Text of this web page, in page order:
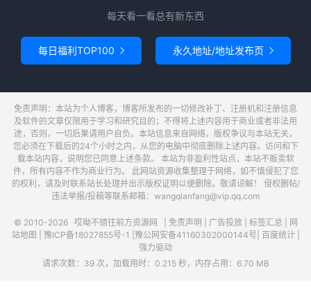
每天看一看总有新东西
每日福利TOP100  永久地址/地址发布页 
免责声明：本站为个人博客，博客所发布的一切修改补丁、注册机和注册信息
及软件的文章仅限用于学习和研究目的；不得将上述内容用于商业或者非法用
途，否则，一切后果请用户自负。本站信息来自网络，版权争议与本站无关，
您必须在下载后的24个小时之内，从您的电脑中彻底删除上述内容。访问和下
载本站内容，说明您已同意上述条款。 本站为非盈利性站点，本站不贩卖软
件，所有内容不作为商业行为。 此网站资源收集整理于网络，如不慎侵犯了您
的权利，请及时联系站长处理并出示版权证明以便删除。敬请谅解！ 侵权删帖/
违法举报/投稿等联系邮箱：wangqianfang@vip.qq.com
© 2010-2026 哎呦不错往前方资源网 免责声明 广告投放| 标签汇总
网
站地图
豫ICP备18027855号-1 豫公网安备41160302000144号 百度统计|
强力驱动
请求次数：39 次，加载用时：0.215 秒，内存占用：6.70 MB